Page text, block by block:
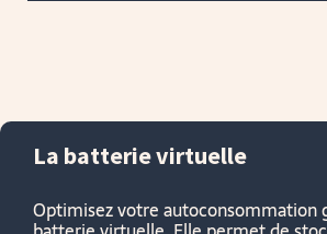
La batterie virtuelle
Optimisez votre autoconsommation